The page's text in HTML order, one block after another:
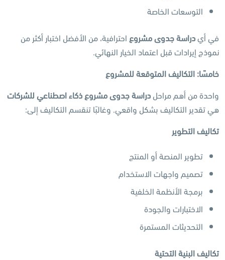
التوسعات الخاصة
في أيدراسة جدوى مشروع احترافية، من الأفضل اختبار أكثر من
نموذج إيرادات قبل اعتماد الخيار النهائي.
خامسًا: التكاليف المتوقعة للمشروع
واحدة من أهم مراحل دراسة جدوى مشروع ذكاء اصطناعي للشركات
هي تقدير التكاليف بشكل واقعي. وغالبًا تنقسم التكاليف إلى:
تكاليف التطوير
تطوير المنصة أو المنتج
تصميم واجهات الاستخدام
برمجة الأنظمة الخلفية
الاختبارات والجودة
التحديثات المستمرة
تكاليف البنية التحتية